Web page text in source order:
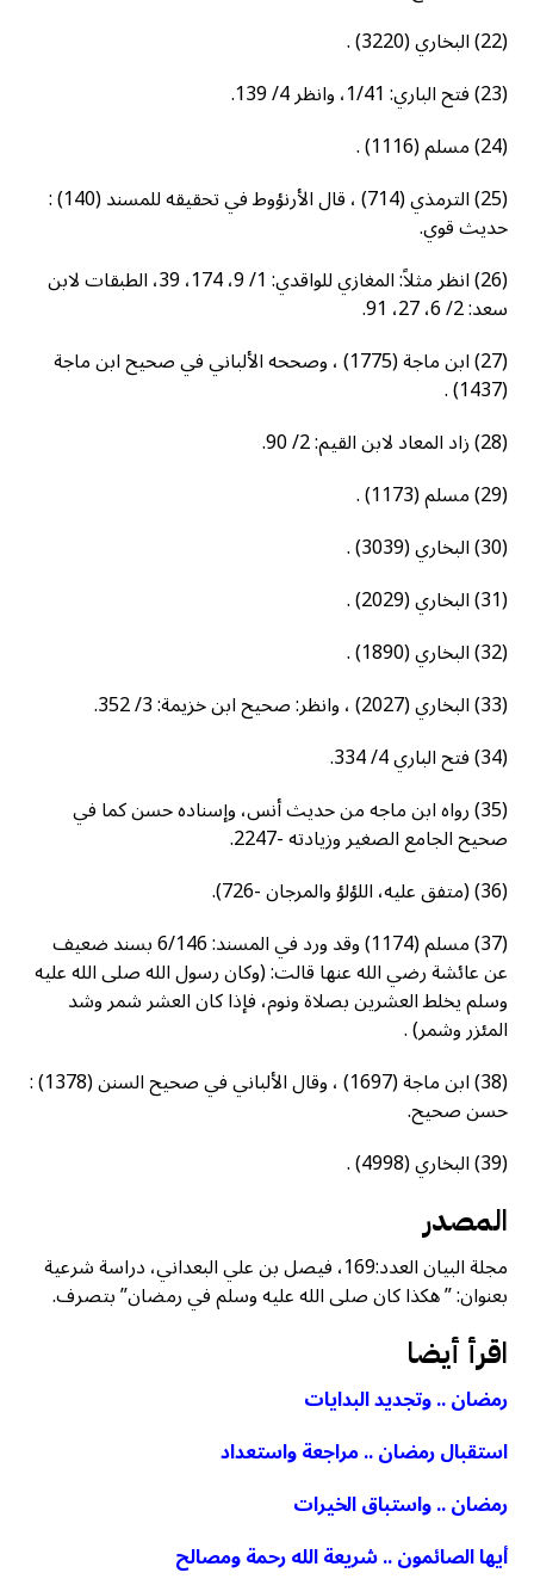
(22) البخاري (3220) .
(23) فتح الباري: 1/41، وانظر 4/ 139.
(24) مسلم (1116) .
(25) الترمذي (714) ، قال الأرنؤوط في تحقيقه للمسند (140) :
حديث قوي.
(26) انظر مثلاً: المغازي للواقدي: 1/ 9، 174، 39، الطبقات لابن
سعد: 2/ 6، 27، 91.
(27) ابن ماجة (1775) ، وصححه الألباني في صحيح ابن ماجة
(1437) .
(28) زاد المعاد لابن القيم: 2/ 90.
(29) مسلم (1173) .
(30) البخاري (3039) .
(31) البخاري (2029) .
(32) البخاري (1890) .
(33) البخاري (2027) ، وانظر: صحيح ابن خزيمة: 3/ 352.
(34) فتح الباري 4/ 334.
(35) رواه ابن ماجه من حديث أنس، وإسناده حسن كما في
صحيح الجامع الصغير وزيادته -2247.
(36) (متفق عليه، اللؤلؤ والمرجان -726).
(37) مسلم (1174) وقد ورد في المسند: 6/146 بسند ضعيف
عن عائشة رضي الله عنها قالت: (وكان رسول الله صلى الله عليه
وسلم يخلط العشرين بصلاة ونوم، فإذا كان العشر شمر وشد
المئزر وشمر) .
(38) ابن ماجة (1697) ، وقال الألباني في صحيح السنن (1378) :
حسن صحيح.
(39) البخاري (4998) .
المصدر
مجلة البيان العدد:169، فيصل بن علي البعداني، دراسة شرعية
بعنوان: ” هكذا كان صلى الله عليه وسلم في رمضان” بتصرف.
اقرأ أيضا
رمضان .. وتجديد البدايات
استقبال رمضان .. مراجعة واستعداد
رمضان .. واستباق الخيرات
أيها الصائمون .. شريعة الله رحمة ومصالح